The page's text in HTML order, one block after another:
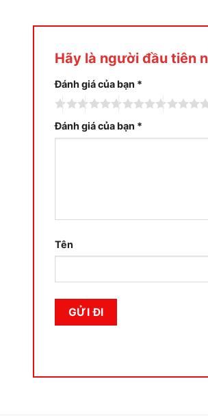
Hãy là người đầu tiên
Đánh giá của bạn *
Đánh giá của bạn *
Tên